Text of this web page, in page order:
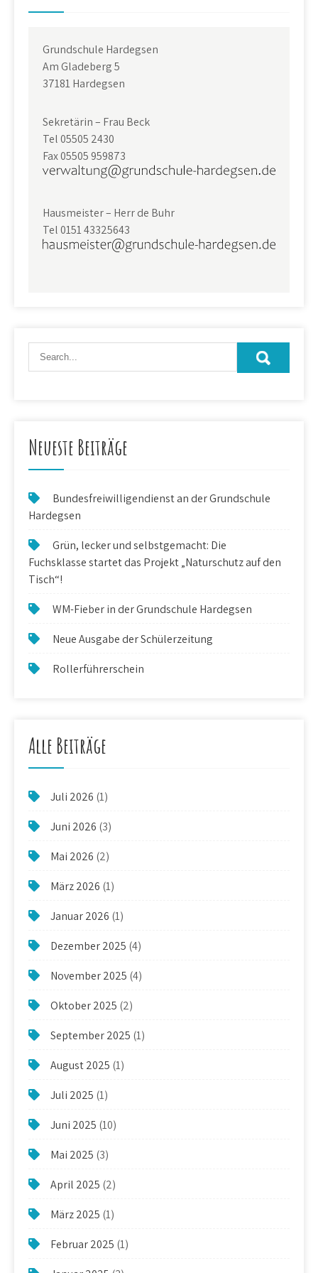
Grundschule Hardegsen
Am Gladeberg 5
37181 Hardegsen
Sekretärin – Frau Beck
Tel 05505 2430
Fax 05505 959873
Hausmeister – Herr de Buhr
Tel 0151 43325643
Neueste Beiträge
Bundesfreiwilligendienst an der Grundschule
Hardegsen
Grün, lecker und selbstgemacht: Die
Fuchsklasse startet das Projekt „Naturschutz auf den
Tisch“!
WM-Fieber in der Grundschule Hardegsen
Neue Ausgabe der Schülerzeitung
Rollerführerschein
Alle Beiträge
Juli 2026 (1)
Juni 2026 (3)
Mai 2026 (2)
März 2026 (1)
Januar 2026 (1)
Dezember 2025 (4)
November 2025 (4)
Oktober 2025 (2)
September 2025 (1)
August 2025 (1)
Juli 2025 (1)
Juni 2025 (10)
Mai 2025 (3)
April 2025 (2)
März 2025 (1)
Februar 2025 (1)